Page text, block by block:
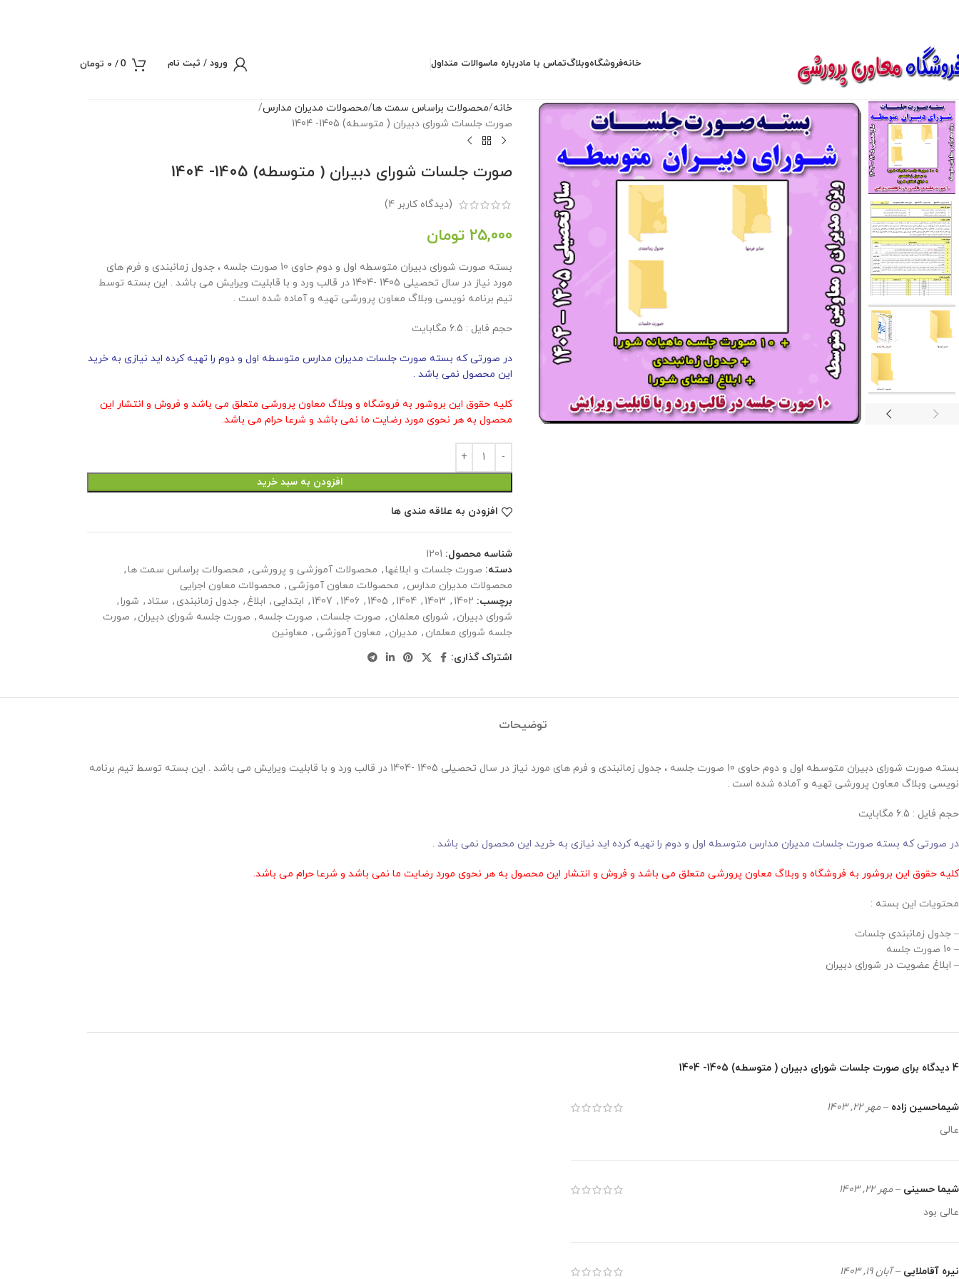
خانهفروشگاهوبلاگتماس با مادرباره ماسوالات متداول ورود / ثبت نام 0
/
0 تومان
خانه محصولات براساس سمت ها محصولات مدیران مدارس
صورت جلسات شورای دبیران ( متوسطه) 1405- 1404
صورت جلسات شورای دبیران ( متوسطه) 1405- 1404
(دیدگاه کاربر 4
)
25,000 تومان
بسته صورت شورای دبیران متوسطه اول و دوم حاوی 10 صورت جلسه ، جدول زمانبندی و فرم های
مورد نیاز در سال تحصیلی 1405 -1404 در قالب ورد و با قابلیت ویرایش می باشد . این بسته توسط
تیم برنامه نویسی وبلاگ معاون پرورشی تهیه و آماده شده است .
حجم فايل : 6.5 مگابايت
در صورتی که بسته صورت جلسات مدیران مدارس متوسطه اول و دوم را تهیه کرده اید نیازی به خرید
این محصول نمی باشد .
کلیه حقوق این بروشور به فروشگاه و وبلاگ معاون پرورشی متعلق می باشد و فروش و انتشار این
محصول به هر نحوی مورد رضایت ما نمی باشد و شرعا حرام می باشد.
افزودن به سبد خرید
افزودن به علاقه مندی ها
شناسه محصول: 1201
دسته: صورت جلسات و ابلاغها, محصولات آموزشی و پرورشی , محصولات براساس سمت ها,
محصولات مدیران مدارس , محصولات معاون آموزشی , محصولات معاون اجرایی
برچسب: 1402
,
1403
,
1404
,
1405
,
1406
,
1407
, ابتدایی , ابلاغ , جدول زمانبندی , ستاد , شورا,
شورای دبیران , شورای معلمان , صورت جلسات , صورت جلسه , صورت جلسه شورای دبیران , صورت
جلسه شورای معلمان , مدیران , معاون آموزشی , معاونین
اشتراک گذاری:
توضیحات
بسته صورت شورای دبیران متوسطه اول و دوم حاوی 10 صورت جلسه ، جدول زمانبندی و فرم های مورد نیاز در سال تحصیلی 1405 -1404 در قالب ورد و با قابلیت ویرایش می باشد . این بسته توسط تیم برنامه
نویسی وبلاگ معاون پرورشی تهیه و آماده شده است .
حجم فايل : 6.5 مگابايت
در صورتی که بسته صورت جلسات مدیران مدارس متوسطه اول و دوم را تهیه کرده اید نیازی به خرید این محصول نمی باشد .
کلیه حقوق این بروشور به فروشگاه و وبلاگ معاون پرورشی متعلق می باشد و فروش و انتشار این محصول به هر نحوی مورد رضایت ما نمی باشد و شرعا حرام می باشد.
محتویات این بسته :
– جدول زمانبندی جلسات
– 10 صورت جلسه
– ابلاغ عضویت در شورای دبیران
4 دیدگاه برای صورت جلسات شورای دبیران ( متوسطه) 1405- 1404
شیماحسین زاده – مهر 22, 1403
عالی
شیما حسینی – مهر 22, 1403
عالی بود
نیره آقاملایی – آبان 19, 1403